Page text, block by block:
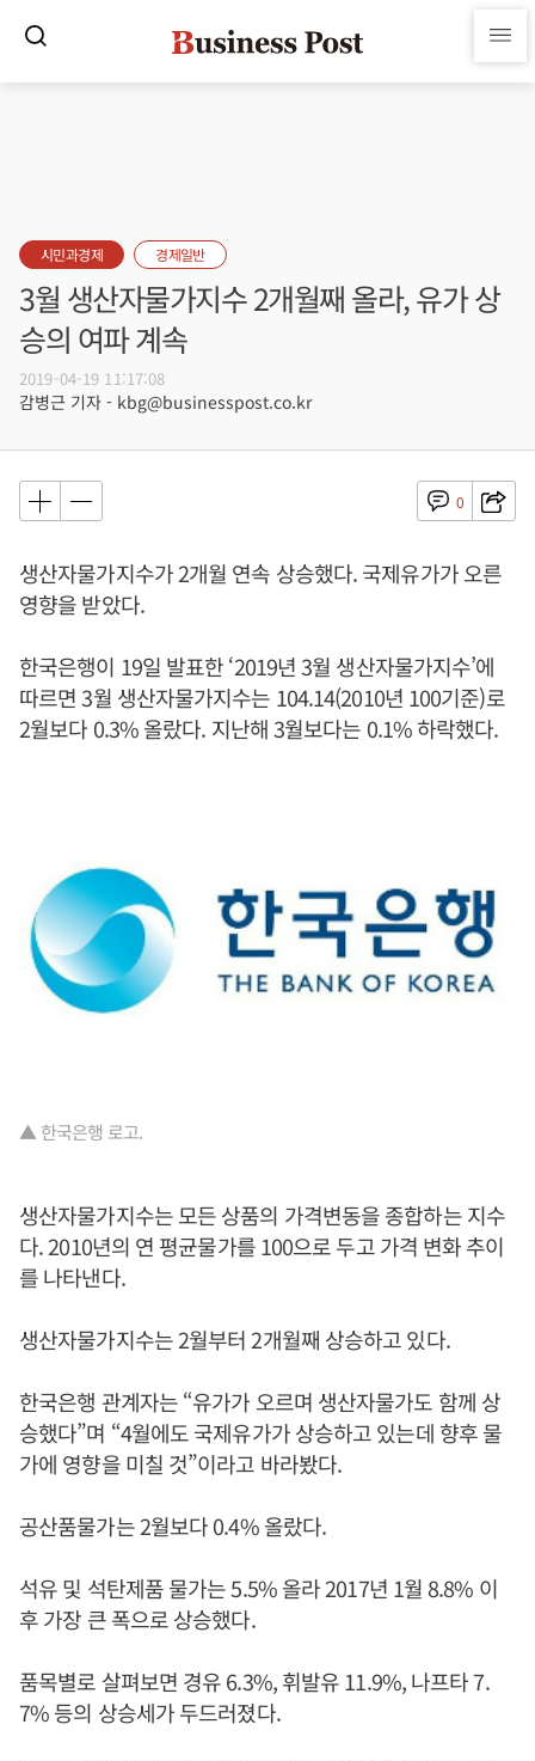
시민과경제 경제일반
3월 생산자물가지수 2개월째 올라, 유가 상
승의 여파 계속
2019-04-19 11:17:08
감병근 기자 - kbg@businesspost.co.kr
0
생산자물가지수가 2개월 연속 상승했다. 국제유가가 오른
영향을 받았다.
한국은행이 19일 발표한 ‘2019년 3월 생산자물가지수’에
따르면 3월 생산자물가지수는 104.14(2010년 100기준)로
2월보다 0.3% 올랐다. 지난해 3월보다는 0.1% 하락했다.
▲ 한국은행 로고.
생산자물가지수는 모든 상품의 가격변동을 종합하는 지수
다. 2010년의 연 평균물가를 100으로 두고 가격 변화 추이
를 나타낸다.
생산자물가지수는 2월부터 2개월째 상승하고 있다.
한국은행 관계자는 “유가가 오르며 생산자물가도 함께 상
승했다”며 “4월에도 국제유가가 상승하고 있는데 향후 물
가에 영향을 미칠 것”이라고 바라봤다.
공산품물가는 2월보다 0.4% 올랐다.
석유 및 석탄제품 물가는 5.5% 올라 2017년 1월 8.8% 이
후 가장 큰 폭으로 상승했다.
품목별로 살펴보면 경유 6.3%, 휘발유 11.9%, 나프타 7.
7% 등의 상승세가 두드러졌다.